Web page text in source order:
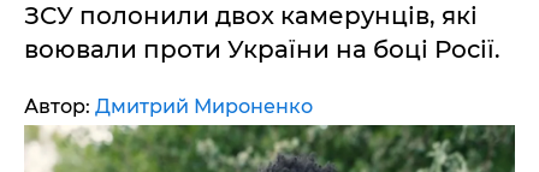
ЗСУ полонили двох камерунців, які
воювали проти України на боці Росії.
Автор: Дмитрий Мироненко